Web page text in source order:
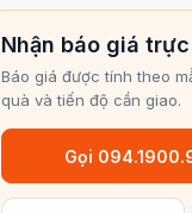
Nhận báo giá
Báo giá được tính theo
quà và tiến độ cần giao.
Gọi